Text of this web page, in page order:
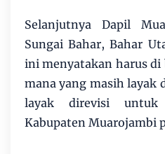
Selanjutnya Dapil
Sungai Bahar, Bahar
ini menyatakan harus di
mana yang masih layak
layak direvisi untuk
Kabupaten Muarojambi